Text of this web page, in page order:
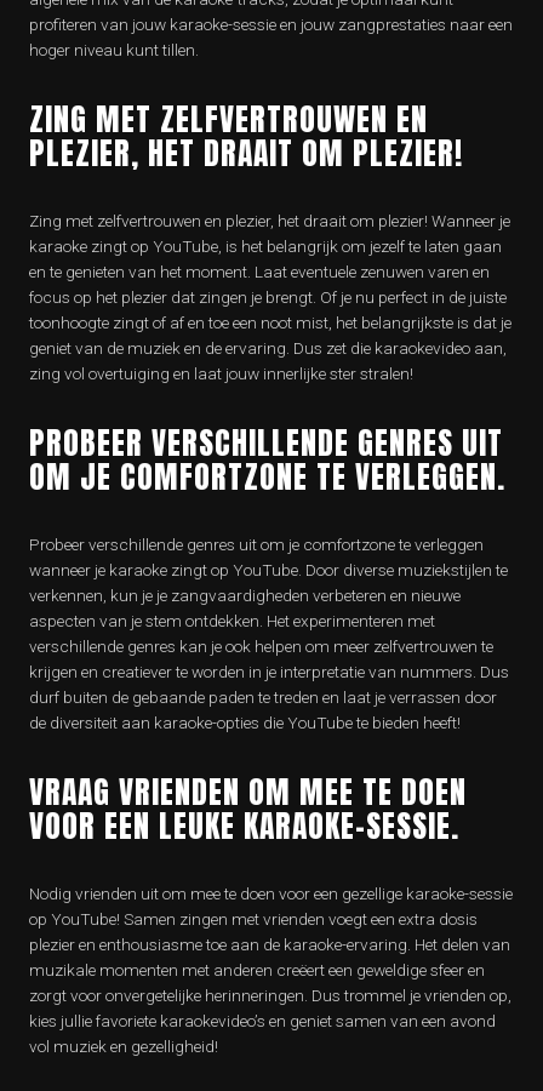
profiteren van jouw karaoke-sessie en jouw zangprestaties naar een
hoger niveau kunt tillen.
ZING MET ZELFVERTROUWEN EN
PLEZIER, HET DRAAIT OM PLEZIER!
Zing met zelfvertrouwen en plezier, het draait om plezier! Wanneer je
karaoke zingt op YouTube, is het belangrijk om jezelf te laten gaan
en te genieten van het moment. Laat eventuele zenuwen varen en
focus op het plezier dat zingen je brengt. Of je nu perfect in de juiste
toonhoogte zingt of af en toe een noot mist, het belangrijkste is dat je
geniet van de muziek en de ervaring. Dus zet die karaokevideo aan,
zing vol overtuiging en laat jouw innerlijke ster stralen!
PROBEER VERSCHILLENDE GENRES UIT
OM JE COMFORTZONE TE VERLEGGEN.
Probeer verschillende genres uit om je comfortzone te verleggen
wanneer je karaoke zingt op YouTube. Door diverse muziekstijlen te
verkennen, kun je je zangvaardigheden verbeteren en nieuwe
aspecten van je stem ontdekken. Het experimenteren met
verschillende genres kan je ook helpen om meer zelfvertrouwen te
krijgen en creatiever te worden in je interpretatie van nummers. Dus
durf buiten de gebaande paden te treden en laat je verrassen door
de diversiteit aan karaoke-opties die YouTube te bieden heeft!
VRAAG VRIENDEN OM MEE TE DOEN
VOOR EEN LEUKE KARAOKE-SESSIE.
Nodig vrienden uit om mee te doen voor een gezellige karaoke-sessie
op YouTube! Samen zingen met vrienden voegt een extra dosis
plezier en enthousiasme toe aan de karaoke-ervaring. Het delen van
muzikale momenten met anderen creëert een geweldige sfeer en
zorgt voor onvergetelijke herinneringen. Dus trommel je vrienden op,
kies jullie favoriete karaokevideo’s en geniet samen van een avond
vol muziek en gezelligheid!